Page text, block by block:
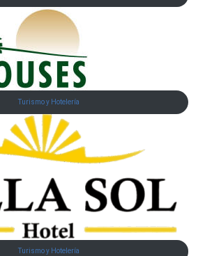
Turismo y Hotelería
Turismo y Hotelería